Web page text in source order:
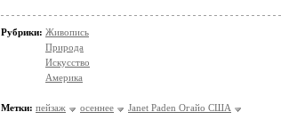
Рубрики: Живопись
Природа
Искусство
Америка
Метки: пейзаж осеннее Janet Paden Огайо США